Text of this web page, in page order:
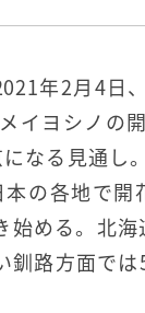
年2月4日
イヨシノの
なる見通し
の各地で開
始める。北
釧路方面で